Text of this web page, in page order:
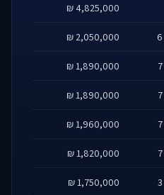
4,825,000 ₪
2,050,000 ₪
1,890,000 ₪
1,890,000 ₪
1,960,000 ₪
1,820,000 ₪
1,750,000 ₪